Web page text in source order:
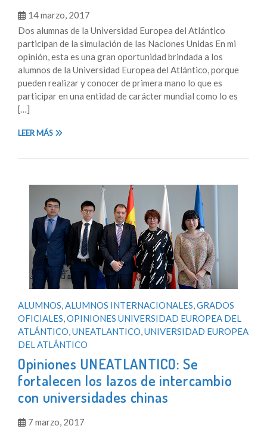
14 marzo, 2017
Dos alumnas de la Universidad Europea del Atlántico
participan de la simulación de las Naciones Unidas En mi
opinión, esta es una gran oportunidad brindada a los
alumnos de la Universidad Europea del Atlántico, porque
pueden realizar y conocer de primera mano lo que es
participar en una entidad de carácter mundial como lo es
[…]
LEER MÁS
ALUMNOS,ALUMNOS INTERNACIONALES,GRADOS
OFICIALES,OPINIONES UNIVERSIDAD EUROPEA DEL
ATLÁNTICO,UNEATLANTICO,UNIVERSIDAD EUROPEA
DEL ATLÁNTICO
Opiniones UNEATLANTICO: Se
fortalecen los lazos de intercambio
con universidades chinas
7 marzo, 2017